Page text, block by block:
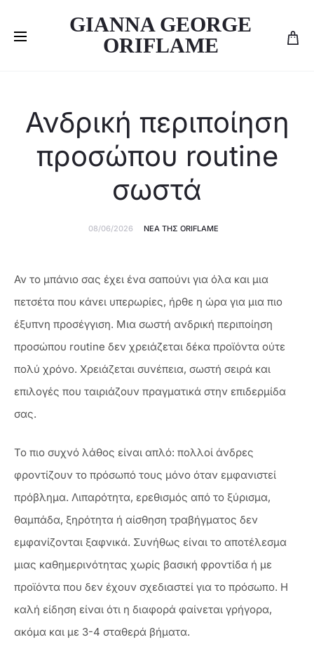
GIANNA GEORGE
ORIFLAME
Ανδρική περιποίηση
προσώπου routine
σωστά
08/06/2026 ΝΈΑ ΤΗΣ ORIFLAME
Αν το μπάνιο σας έχει ένα σαπούνι για όλα και μια
πετσέτα που κάνει υπερωρίες, ήρθε η ώρα για μια πιο
έξυπνη προσέγγιση. Μια σωστή ανδρική περιποίηση
προσώπου routine δεν χρειάζεται δέκα προϊόντα ούτε
πολύ χρόνο. Χρειάζεται συνέπεια, σωστή σειρά και
επιλογές που ταιριάζουν πραγματικά στην επιδερμίδα
σας.
Το πιο συχνό λάθος είναι απλό: πολλοί άνδρες
φροντίζουν το πρόσωπό τους μόνο όταν εμφανιστεί
πρόβλημα. Λιπαρότητα, ερεθισμός από το ξύρισμα,
θαμπάδα, ξηρότητα ή αίσθηση τραβήγματος δεν
εμφανίζονται ξαφνικά. Συνήθως είναι το αποτέλεσμα
μιας καθημερινότητας χωρίς βασική φροντίδα ή με
προϊόντα που δεν έχουν σχεδιαστεί για το πρόσωπο. Η
καλή είδηση είναι ότι η διαφορά φαίνεται γρήγορα,
ακόμα και με 3-4 σταθερά βήματα.